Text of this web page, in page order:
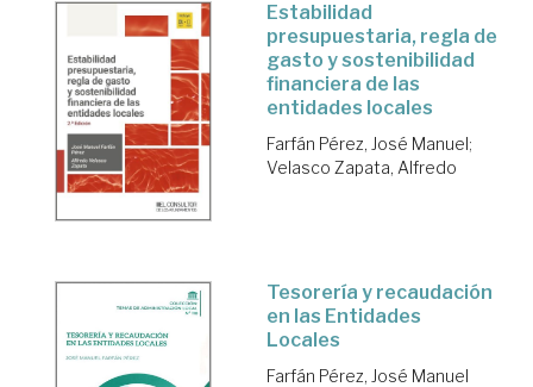
Estabilidad
presupuestaria, regla de
gasto y sostenibilidad
financiera de las
entidades locales
Farfán Pérez, José Manuel;
Velasco Zapata, Alfredo
Tesorería y recaudación
en las Entidades
Locales
Farfán Pérez, José Manuel